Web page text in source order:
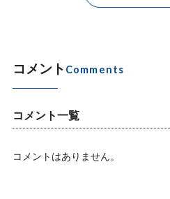
コメント Comments
コメント一覧
コメントはありません。